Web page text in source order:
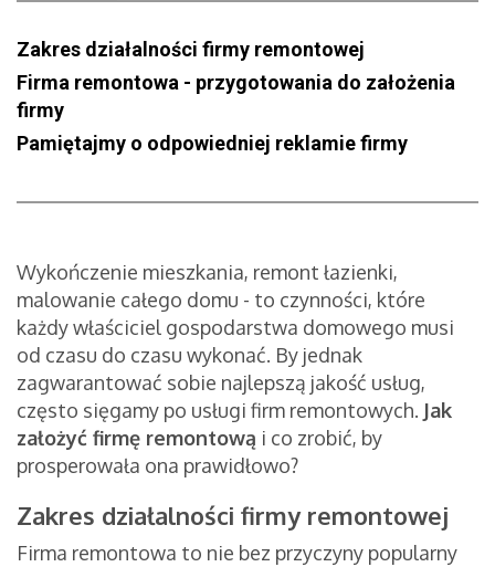
Zakres działalności firmy remontowej
Firma remontowa - przygotowania do założenia
firmy
Pamiętajmy o odpowiedniej reklamie firmy
Wykończenie mieszkania, remont łazienki,
malowanie całego domu - to czynności, które
każdy właściciel gospodarstwa domowego musi
od czasu do czasu wykonać. By jednak
zagwarantować sobie najlepszą jakość usług,
często sięgamy po usługi firm remontowych. Jak
założyć firmę remontową i co zrobić, by
prosperowała ona prawidłowo?
Zakres działalności firmy remontowej
Firma remontowa to nie bez przyczyny popularny